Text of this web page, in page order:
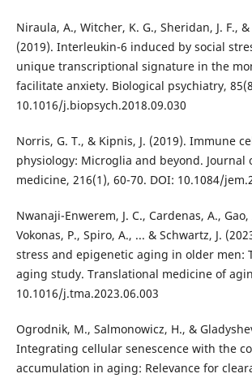
Niraula, A., Witcher, K. G., Sheridan, J. F., &
(2019). Interleukin-6 induced by social
unique transcriptional signature in the
facilitate anxiety. Biological psychiatry,
10.1016/j.biopsych.2018.09.030
Norris, G. T., & Kipnis, J. (2019). Immune
physiology: Microglia and beyond. Journal
medicine, 216(1), 60-70. DOI: 10.1084/
Nwanaji-Enwerem, J. C., Cardenas, A., Gao,
Vokonas, P., Spiro, A., ... & Schwartz, J.
stress and epigenetic aging in older men:
aging study. Translational medicine of
10.1016/j.tma.2023.06.003
Ogrodnik, M., Salmonowicz, H., &
Integrating cellular senescence with the
accumulation in aging: Relevance for